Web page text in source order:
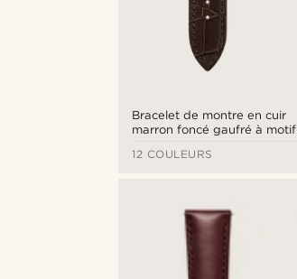
Bracelet de montre en cuir
marron foncé gaufré à motif
boucle rose gold - Attache
12 COULEURS